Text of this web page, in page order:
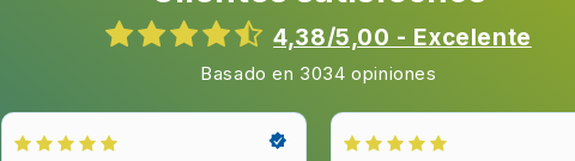
4,38/5,00 - Excelente
Basado en 3034 opiniones